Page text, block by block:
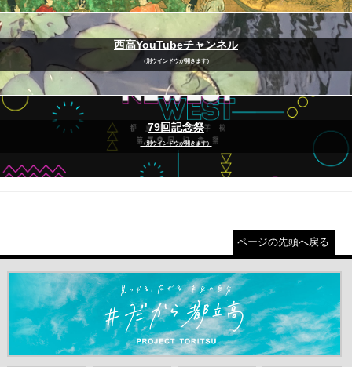
西高YouTubeチャンネル
（別ウインドウが開きます）
79回記念祭
（別ウインドウが開きます）
ページの先頭へ戻る
＃だから都立高（別ウインドウが開きます）